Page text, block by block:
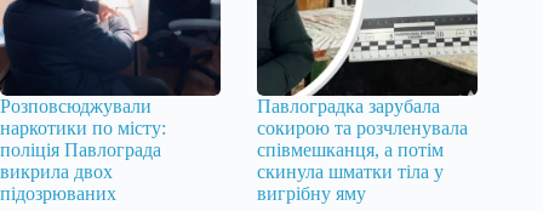
Розповсюджували
наркотики по місту:
поліція Павлограда
викрила двох
підозрюваних
Павлоградка зарубала
сокирою та розчленувала
співмешканця, а потім
скинула шматки тіла у
вигрібну яму